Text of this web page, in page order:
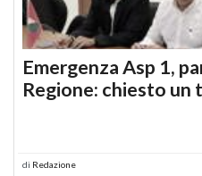
Emergenza Asp 1,
Regione: chiesto
di Redazione